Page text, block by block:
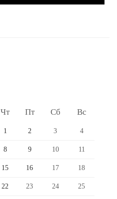
Чт Пт Сб Вс
1 2 3 4
8 9 10 11
15 16 17 18
22 23 24 25